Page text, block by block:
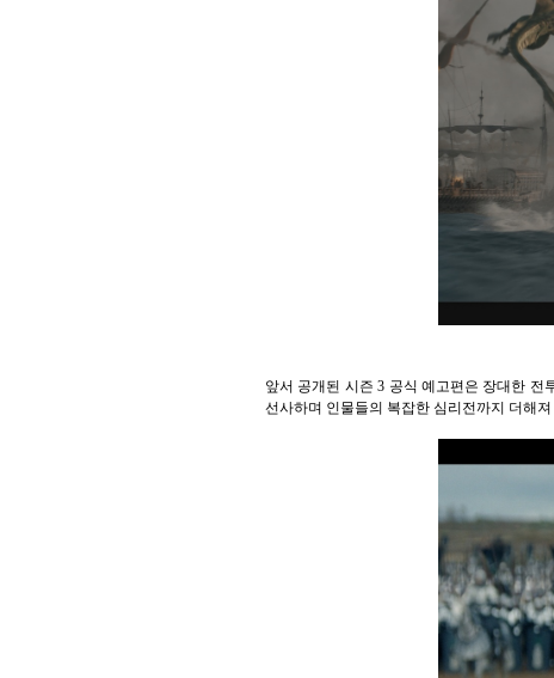
앞서 공개된 시즌 3 공식 예고편은 장대한
선사하며 인물들의 복잡한 심리전까지 더해